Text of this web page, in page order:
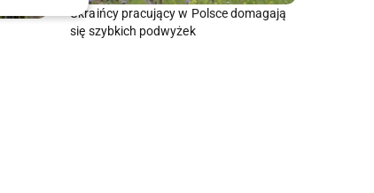
Ukraińcy pracujący w Polsce domagają
się szybkich podwyżek